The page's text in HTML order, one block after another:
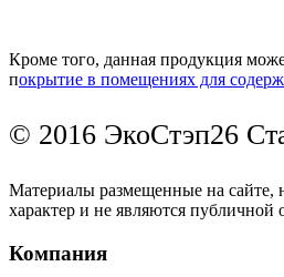
Кроме того, данная продукция
покрытие в помещениях для
© 2016 ЭкоСтэп26
Материалы размещенные на
характер и не являются публичной
Компания